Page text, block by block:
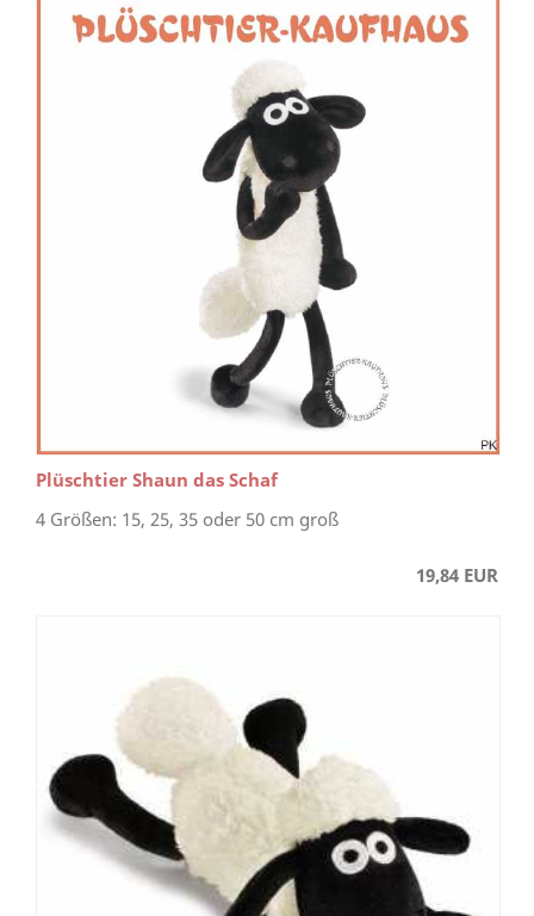
Plüschtier Shaun das Schaf
4 Größen: 15, 25, 35 oder 50 cm groß
19,84 EUR